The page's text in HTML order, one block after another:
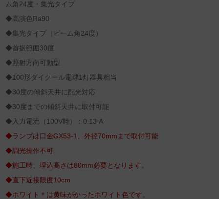
ム角24度・集光タイプ
◆高演色Ra90
◆集光タイプ（ビーム角24度）
◆首振範囲30度
◆照射方向可動型
◆100形ダイクール電球1灯器具相当
◆30度の傾斜天井に配光対応
◆30度までの傾斜天井に取付可能
◆入力電流（100V時）：0.13 A
◆ランプは口金GX53-1、外径70mmまで取付可能
◆調光操作不可
◆施工時、埋込高さは80mm必要となります。
◆直下近接限度10cm
◆ホワイト＊は黄味がかったホワイト色です。